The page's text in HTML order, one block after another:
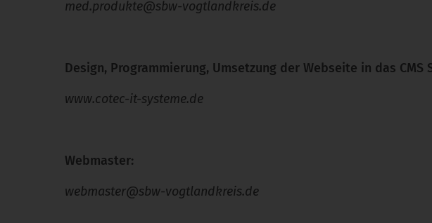
med.produkte@sbw-vogtlandkreis.de
Design, Programmierung, Umsetzung der Webseite in das CMS
www.cotec-it-systeme.de
Webmaster:
webmaster@sbw-vogtlandkreis.de